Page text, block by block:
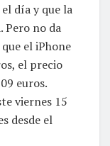
día y que la
Pero no da
el iPhone
el precio
euros.
viernes 15
desde el